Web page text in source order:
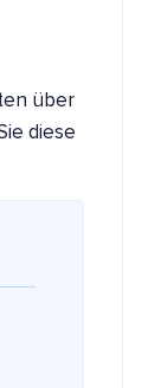
über
diese